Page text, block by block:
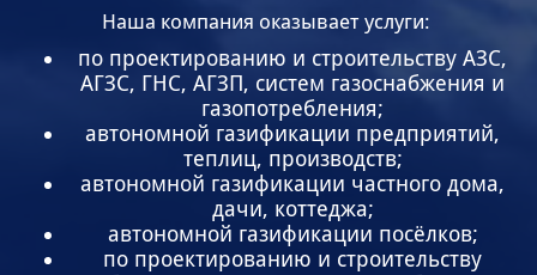
Наша компания оказывает услуги:
по проектированию и строительству АЗС,
АГЗС, ГНС, АГЗП, систем газоснабжения и
газопотребления;
автономной газификации предприятий,
теплиц, производств;
автономной газификации частного дома,
дачи, коттеджа;
автономной газификации посёлков;
по проектированию и строительству